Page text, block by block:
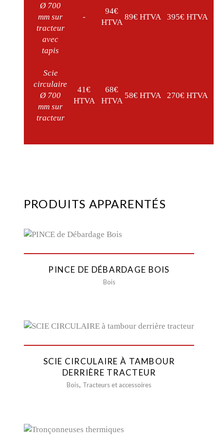
Ø 700
mm sur
tracteur
avec
tapis
-
94€
HTVA
89€ HTVA 395€ HTVA
Scie
circulaire
Ø 700
mm sur
tracteur
41€
HTVA
68€
HTVA
58€ HTVA 270€ HTVA
PRODUITS APPARENTÉS
PINCE DE DÉBARDAGE BOIS
Bois
SCIE CIRCULAIRE À TAMBOUR
DERRIÈRE TRACTEUR
Bois, Tracteurs et accessoires